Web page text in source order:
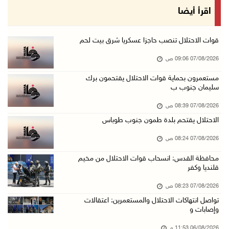
الاحتلال يعتقل شابين من المغير
وزير الداخلية يبحث مع مكافحة المخدرات الدولي ...
06/آب/2026 10:01 م
06/آب/2026 09:59 م
06/آب/2026 09:17 م
إصابة مسن بجروح ورضوض إثر اعتداء جيش الاحتلال ...
ورشة توصي بخطة عاجلة لاستعادة التعليم الوجاهي ...
06/آب/2026 09:08 م
الرئيس يستقبل مجلس بلدية رام الله ويشدد على د ...
اقرأ أيضا
قوات الاحتلال تنصب حاجزا عسكريا شرق بيت لحم
07/08/2026 09:06 ص
مستعمرون بحماية قوات الاحتلال يقتحمون برك
سليمان جنوب ب
07/08/2026 08:39 ص
الاحتلال يقتحم بلدة طمون جنوب طوباس
07/08/2026 08:24 ص
محافظة القدس: انسحاب قوات الاحتلال من مخيم
قلنديا وكفر
07/08/2026 08:23 ص
تواصل انتهاكات الاحتلال والمستعمرين: اعتقالات
وإصابات و